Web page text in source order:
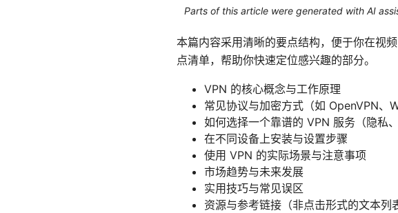
Parts of this article were generated with AI
本篇内容采用清晰的要点结构，便于你在视
点清单，帮助你快速定位感兴趣的部分。
VPN 的核心概念与工作原理
常见协议与加密方式（如 OpenVPN、
如何选择一个靠谱的 VPN 服务（隐私
在不同设备上安装与设置步骤
使用 VPN 的实际场景与注意事项
市场趋势与未来发展
实用技巧与常见误区
资源与参考链接（非点击形式的文本列